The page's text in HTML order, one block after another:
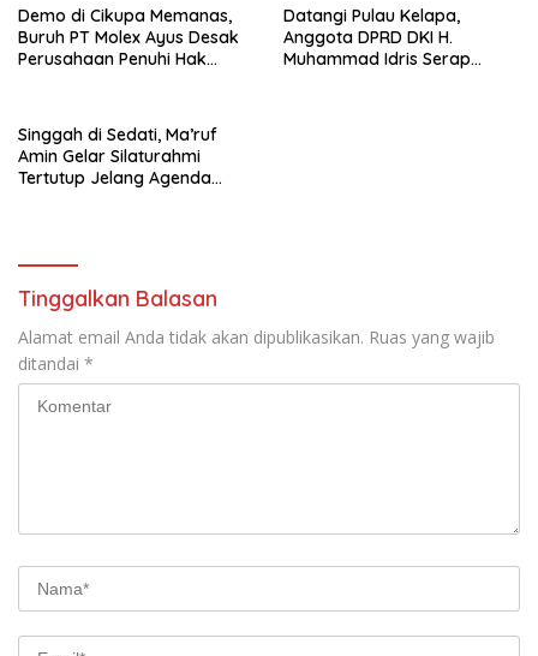
Demo di Cikupa Memanas,
Buruh PT Molex Ayus Desak
Perusahaan Penuhi Hak
Datangi Pulau Kelapa,
Anggota DPRD DKI H.
Muhammad Idris Serap
Singgah di Sedati, Ma’ruf
Amin Gelar Silaturahmi
Tertutup Jelang Agenda
Tinggalkan Balasan
Alamat email Anda tidak akan dipublikasikan. Ruas yang wajib
ditandai *